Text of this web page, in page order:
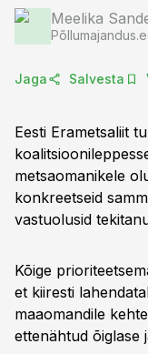
Meelika
Jaga Salvesta
Eesti Erametsaliit
metsaomanikele
konkreetseid
vastuolusid
Kõige
et kiiresti
maaomandile
ettenähtud õiglase